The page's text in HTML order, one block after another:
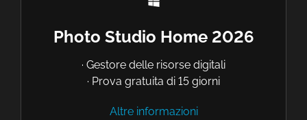
Photo Studio Home 2026
· Gestore delle risorse digitali
· Prova gratuita di 15 giorni
Altre informazioni